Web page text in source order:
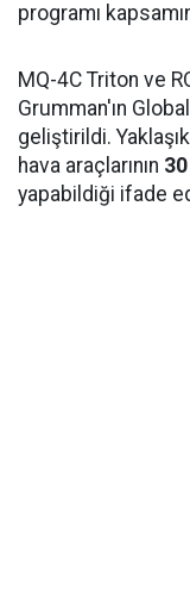
programı
MQ-4C Triton ve
Grumman'ın
geliştirildi. Yaklaşık
hava araçlarının
yapabildiği ifade